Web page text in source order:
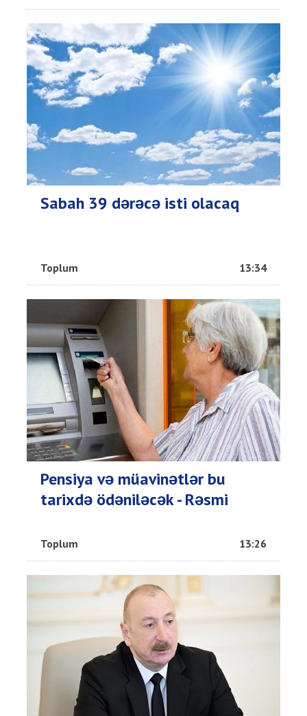
Sabah 39 dərəcə isti olacaq
Toplum 13:34
Pensiya və müavinətlər bu
tarixdə ödəniləcək - Rəsmi
Toplum 13:26